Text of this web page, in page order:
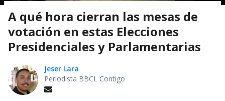
A qué hora cierran las mesas de
votación en estas Elecciones
Presidenciales y Parlamentarias
Jeser Lara
Periodista BBCL Contigo